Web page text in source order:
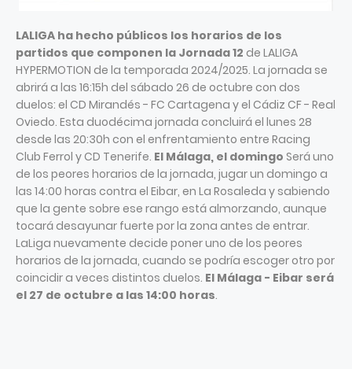
LALIGA ha hecho públicos los horarios de los
partidos que componen la Jornada 12 de LALIGA
HYPERMOTION de la temporada 2024/2025. La jornada se
abrirá a las 16:15h del sábado 26 de octubre con dos
duelos: el CD Mirandés - FC Cartagena y el Cádiz CF - Real
Oviedo. Esta duodécima jornada concluirá el lunes 28
desde las 20:30h con el enfrentamiento entre Racing
Club Ferrol y CD Tenerife. El Málaga, el domingo Será uno
de los peores horarios de la jornada, jugar un domingo a
las 14:00 horas contra el Eibar, en La Rosaleda y sabiendo
que la gente sobre ese rango está almorzando, aunque
tocará desayunar fuerte por la zona antes de entrar.
LaLiga nuevamente decide poner uno de los peores
horarios de la jornada, cuando se podría escoger otro por
coincidir a veces distintos duelos. El Málaga - Eibar será
el 27 de octubre a las 14:00 horas.